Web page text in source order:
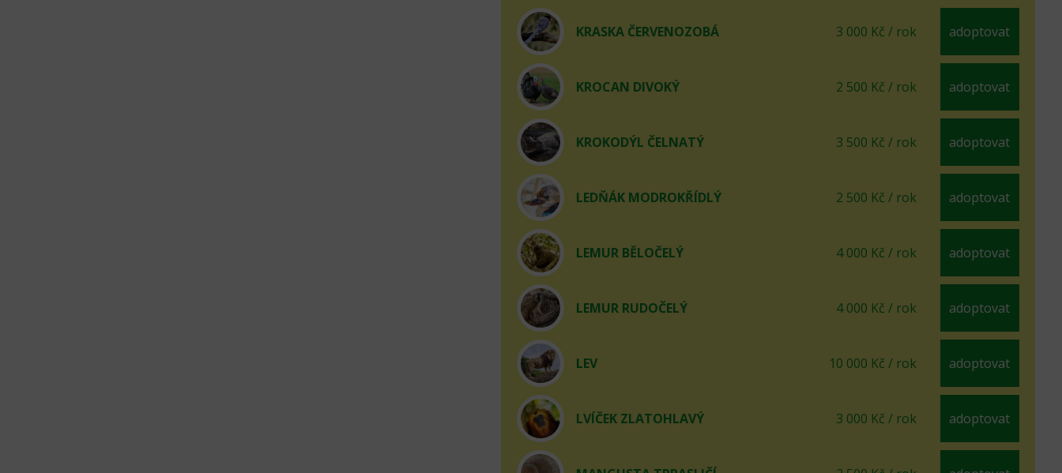
KRASKA ČERVENOZOBÁ 3 000 Kč / rok adoptovat
KROCAN DIVOKÝ 2 500 Kč / rok adoptovat
KROKODÝL ČELNATÝ 3 500 Kč / rok adoptovat
LEDŇÁK MODROKŘÍDLÝ 2 500 Kč / rok adoptovat
LEMUR BĚLOČELÝ 4 000 Kč / rok adoptovat
LEMUR RUDOČELÝ 4 000 Kč / rok adoptovat
LEV 10 000 Kč / rok adoptovat
LVÍČEK ZLATOHLAVÝ 3 000 Kč / rok adoptovat